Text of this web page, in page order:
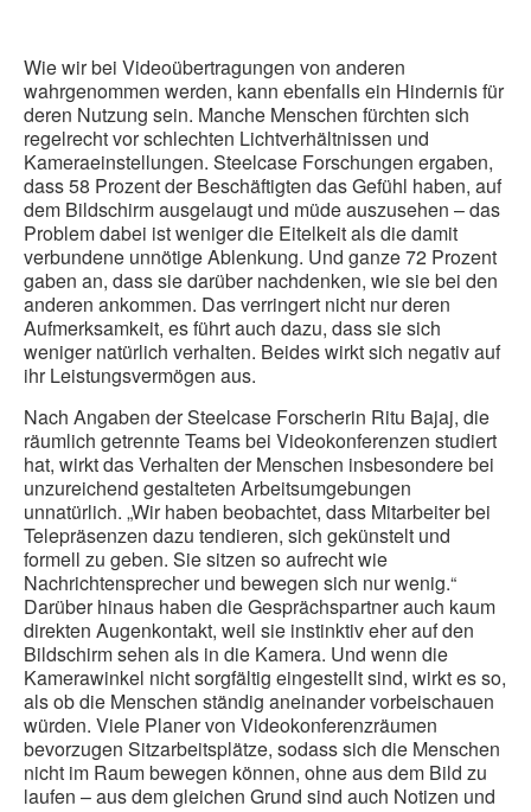
Wie wir bei Videoübertragungen von anderen
wahrgenommen werden, kann ebenfalls ein Hindernis für
deren Nutzung sein. Manche Menschen fürchten sich
regelrecht vor schlechten Lichtverhältnissen und
Kameraeinstellungen. Steelcase Forschungen ergaben,
dass 58 Prozent der Beschäftigten das Gefühl haben, auf
dem Bildschirm ausgelaugt und müde auszusehen – das
Problem dabei ist weniger die Eitelkeit als die damit
verbundene unnötige Ablenkung. Und ganze 72 Prozent
gaben an, dass sie darüber nachdenken, wie sie bei den
anderen ankommen. Das verringert nicht nur deren
Aufmerksamkeit, es führt auch dazu, dass sie sich
weniger natürlich verhalten. Beides wirkt sich negativ auf
ihr Leistungsvermögen aus.
Nach Angaben der Steelcase Forscherin Ritu Bajaj, die
räumlich getrennte Teams bei Videokonferenzen studiert
hat, wirkt das Verhalten der Menschen insbesondere bei
unzureichend gestalteten Arbeitsumgebungen
unnatürlich. „Wir haben beobachtet, dass Mitarbeiter bei
Telepräsenzen dazu tendieren, sich gekünstelt und
formell zu geben. Sie sitzen so aufrecht wie
Nachrichtensprecher und bewegen sich nur wenig.“
Darüber hinaus haben die Gesprächspartner auch kaum
direkten Augenkontakt, weil sie instinktiv eher auf den
Bildschirm sehen als in die Kamera. Und wenn die
Kamerawinkel nicht sorgfältig eingestellt sind, wirkt es so,
als ob die Menschen ständig aneinander vorbeischauen
würden. Viele Planer von Videokonferenzräumen
bevorzugen Sitzarbeitsplätze, sodass sich die Menschen
nicht im Raum bewegen können, ohne aus dem Bild zu
laufen – aus dem gleichen Grund sind auch Notizen und